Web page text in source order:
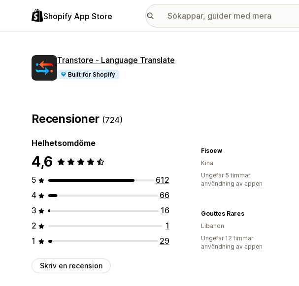
Shopify App Store
Transtore ‑ Language Translate
Built for Shopify
Recensioner (724)
Helhetsomdöme
4,6
5
612
4
66
3
16
2
1
1
29
Skriv en recension
Fisoew
Kina
Ungefär 5 timmar
användning av appen
Gouttes Rares
Libanon
Ungefär 12 timmar
användning av appen